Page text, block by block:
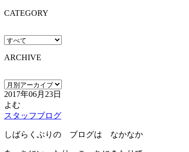
CATEGORY
ARCHIVE
2017年06月23日
よむ
スタッフブログ
しばらくぶりの ブログは なかなか